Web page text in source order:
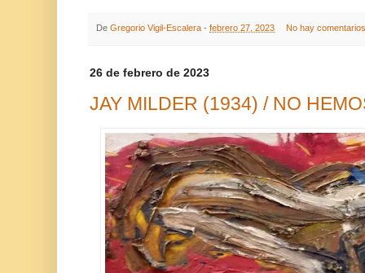
De Gregorio Vigil-Escalera - febrero 27, 2023 No hay
26 de febrero de 2023
JAY MILDER (1934) / NO